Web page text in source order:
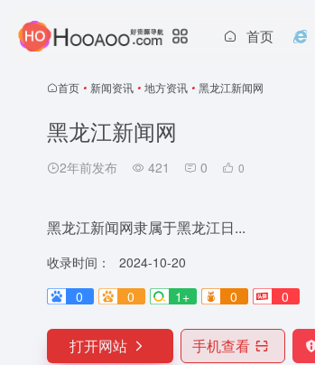
首页
首页 • 新闻资讯 • 地方资讯 • 黑龙江新闻网
黑龙江新闻网
2年前发布 421 0 0
黑龙江新闻网隶属于黑龙江日...
收录时间：
2024-10-20
0
0 1+ 0 0
打开网站 手机查看